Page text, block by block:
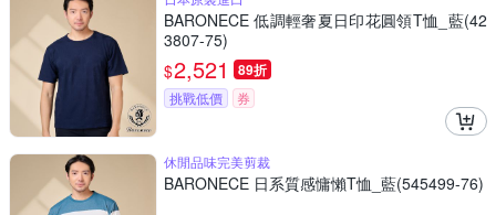
BARONECE 低調輕奢夏日印花圓領T恤_藍(42
3807-75)
$2,521 89折
挑戰低價 券
休閒品味完美剪裁
BARONECE 日系質感慵懶T恤_藍(545499-76)